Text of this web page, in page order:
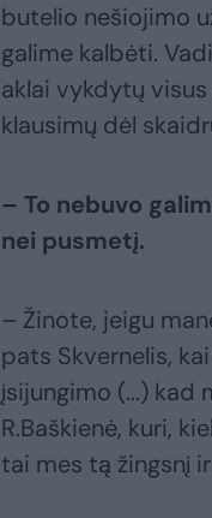
butelio nešiojimo
galime kalbėti.
aklai vykdytų
klausimų dėl
– To nebuvo
nei pusmetį.
– Žinote, jeigu
pats Skvernelis,
įsijungimo (...) kad
R.Baškienė, kuri,
tai mes tą žingsnį